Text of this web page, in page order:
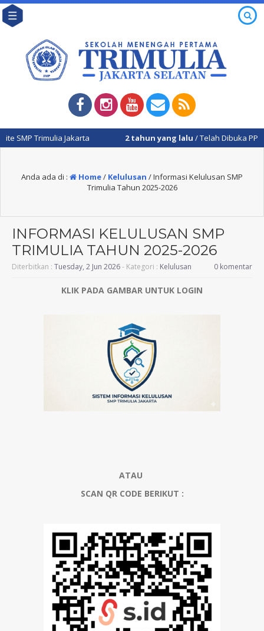
Trimulia Jakarta 2 tahun yang lalu/ Telah Dibuka PPDB
Anda ada di : Home/ Kelulusan /Informasi Kelulusan SMP
Trimulia Tahun 2025-2026
INFORMASI KELULUSAN SMP
TRIMULIA TAHUN 2025-2026
Diterbitkan : Tuesday, 2 Jun 2026- Kategori : Kelulusan 0 komentar
KLIK PADA GAMBAR UNTUK LOGIN
ATAU
SCAN QR CODE BERIKUT :